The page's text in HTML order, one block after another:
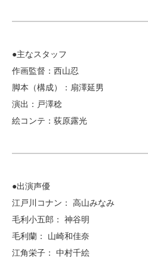
●主なスタッフ
作画監督：西山忍
脚本（構成）：扇澤延男
演出：戸澤稔
絵コンテ：荻原露光
●出演声優
江戸川コナン： 高山みなみ
毛利小五郎： 神谷明
毛利蘭： 山崎和佳奈
江角栄子： 中村千絵